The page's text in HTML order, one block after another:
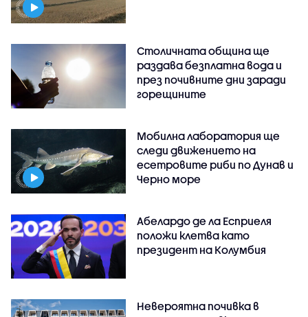
Столичната община ще
раздава безплатна вода и
през почивните дни заради
горещините
Мобилна лаборатория ще
следи движението на
есетровите риби по Дунав и
Черно море
Абелардо де ла Есприеля
положи клетва като
президент на Колумбия
Невероятна почивка в